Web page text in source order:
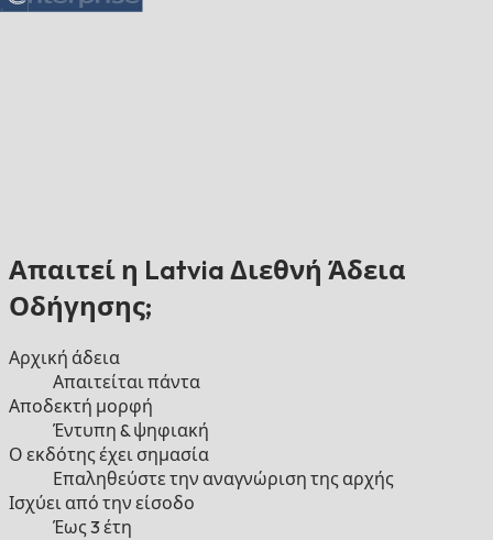
Απαιτεί η Latvia Διεθνή Άδεια
Οδήγησης;
Αρχική άδεια
Απαιτείται πάντα
Αποδεκτή μορφή
Έντυπη & ψηφιακή
Ο εκδότης έχει σημασία
Επαληθεύστε την αναγνώριση της αρχής
Ισχύει από την είσοδο
Έως 3 έτη